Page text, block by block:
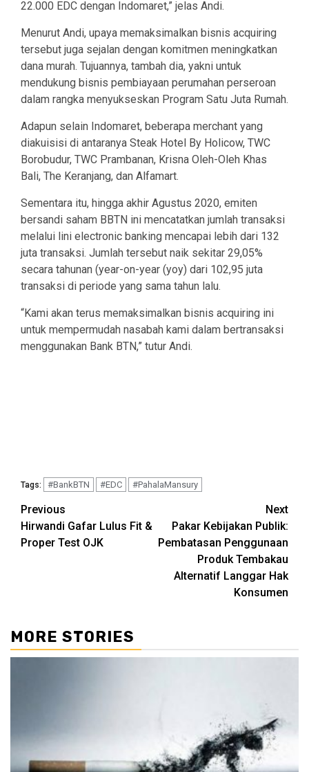
22.000 EDC dengan Indomaret,” jelas Andi.
Menurut Andi, upaya memaksimalkan bisnis acquiring
tersebut juga sejalan dengan komitmen meningkatkan
dana murah. Tujuannya, tambah dia, yakni untuk
mendukung bisnis pembiayaan perumahan perseroan
dalam rangka menyukseskan Program Satu Juta Rumah.
Adapun selain Indomaret, beberapa merchant yang
diakuisisi di antaranya Steak Hotel By Holicow, TWC
Borobudur, TWC Prambanan, Krisna Oleh-Oleh Khas
Bali, The Keranjang, dan Alfamart.
Sementara itu, hingga akhir Agustus 2020, emiten
bersandi saham BBTN ini mencatatkan jumlah transaksi
melalui lini electronic banking mencapai lebih dari 132
juta transaksi. Jumlah tersebut naik sekitar 29,05%
secara tahunan (year-on-year (yoy) dari 102,95 juta
transaksi di periode yang sama tahun lalu.
“Kami akan terus memaksimalkan bisnis acquiring ini
untuk mempermudah nasabah kami dalam bertransaksi
menggunakan Bank BTN,” tutur Andi.
Tags: #BankBTN #EDC #PahalaMansury
Continue
Reading
Previous
Hirwandi Gafar Lulus Fit &
Proper Test OJK
Next
Pakar Kebijakan Publik:
Pembatasan Penggunaan
Produk Tembakau
Alternatif Langgar Hak
Konsumen
MORE STORIES